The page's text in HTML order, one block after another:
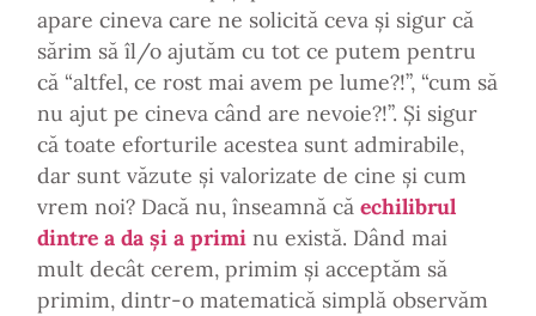
apare cineva care ne solicită ceva și sigur că
sărim să îl/o ajutăm cu tot ce putem pentru
că “altfel, ce rost mai avem pe lume?!”, “cum să
nu ajut pe cineva când are nevoie?!”. Și sigur
că toate eforturile acestea sunt admirabile,
dar sunt văzute și valorizate de cine și cum
vrem noi? Dacă nu, înseamnă căechilibrul
dintre a da și a primi nu există. Dând mai
mult decât cerem, primim și acceptăm să
primim, dintr-o matematică simplă observăm